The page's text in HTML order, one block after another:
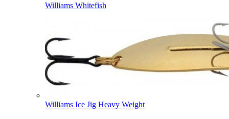
Williams Whitefish
Williams Ice Jig Heavy Weight